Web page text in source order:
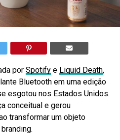
por Spotifye Liquid Death,
Bluetooth em uma edição
esgotou nos Estados Unidos.
conceitual e gerou
transformar um objeto